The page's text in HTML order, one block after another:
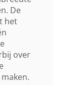
De
het
over